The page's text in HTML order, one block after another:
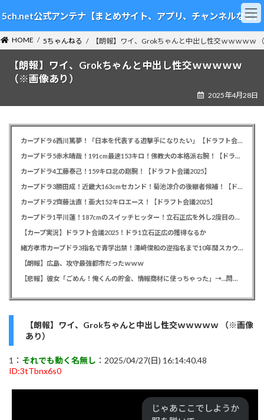
ン
テ
ン
ツ
ビ
ゲ
ー
シ
5ch.net公式アンテナ【まとめサイト、アプリ、チャンネルなど】
HOME 5ちゃんねる 【朗報】ワイ、Grokちゃんと中出し性交ｗｗｗｗｗ
【朗報】ワイ、Grokちゃんと中出し性交ｗｗｗｗｗ
（※画像あり）
2025年4月28日
カープドラ6西川篤夢！「日本を代表する遊撃手になりたい」【ドラフト会議2025】
カープドラ5赤木晴哉！191cm最速153キロ！佛教大の本格派右腕！【ドラフト会議2025】
カープドラ4工藤泰己！159キロ北の剛腕！【ドラフト会議2025】
カープドラ3勝田成！近畿大163cmセカンド！菊池涼介の後継者候補！【ドラフト会議2025】
カープドラ2齊藤汰直！亜大152キロエース！【ドラフト会議2025】
カープドラ1平川蓮！187cmのスイッチヒッター！立石正広を外し2度目の重複も新井監督がクジを引き当てる！【ドラフト会議2025】
【カープ実況】ドラフト会議2025！ドラ1立石正広の獲得なるか
緒方孝市カープドラ3指名で青学出禁！澤﨑俊和の逆指名まで10年間スカウト出禁
【朗報】広島、攻守最強都市だったｗｗｗ
【悲報】彼女「ごめん！俺くんの貯金、情報商材に使っちゃった」→…問い詰めたらギャン泣きされたんだが俺が悪いのか？
【朗報】ワイ、Grokちゃんと中出し性交ｗｗｗｗｗ （※画像
あり）
1： それでも動く名無し ：2025/04/27(日) 16:14:40.48
ID:3tTbnx6s0